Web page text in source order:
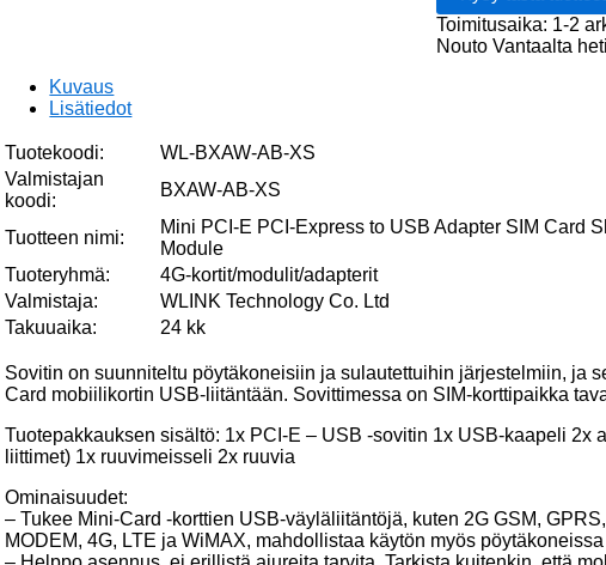
USB
Adapter
SIM
Module
määrä
Toimitusaika: 1-2
Nouto Vantaalta
Kuvaus
Lisätiedot
Tuotekoodi:
WL-BXAW-AB-XS
Valmistajan
koodi:
BXAW-AB-XS
Tuotteen nimi:
Mini PCI-E PCI-Express to USB Adapter SIM Card
Module
Tuoteryhmä:
4G-kortit/modulit/adapterit
Valmistaja:
WLINK Technology Co. Ltd
Takuuaika:
24 kk
Sovitin on suunniteltu pöytäkoneisiin ja sulautettuihin järjestelmiin, ja
Card mobiilikortin USB-liitäntään. Sovittimessa on SIM-korttipaikka
Tuotepakkauksen sisältö: 1x PCI-E – USB -sovitin 1x USB-kaapeli 2x
liittimet) 1x ruuvimeisseli 2x ruuvia
Ominaisuudet:
– Tukee Mini-Card -korttien USB-väyläliitäntöjä, kuten 2G GSM,
MODEM, 4G, LTE ja WiMAX, mahdollistaa käytön myös pöytäkoneissa